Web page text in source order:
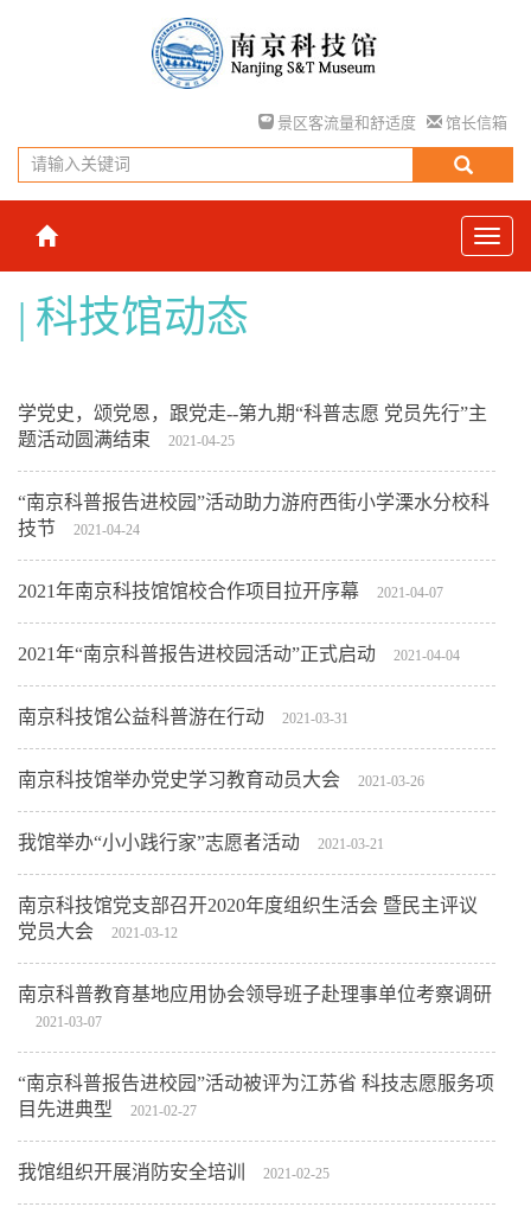
景区客流量和舒适度 馆长信箱
科技馆动态
学党史，颂党恩，跟党走--第九期“科普志愿 党员先行”主
题活动圆满结束
2021-04-25
“南京科普报告进校园”活动助力游府西街小学溧水分校科
技节
2021-04-24
2021年南京科技馆馆校合作项目拉开序幕 2021-04-07
2021年“南京科普报告进校园活动”正式启动 2021-04-04
南京科技馆公益科普游在行动 2021-03-31
南京科技馆举办党史学习教育动员大会 2021-03-26
我馆举办“小小践行家”志愿者活动 2021-03-21
南京科技馆党支部召开2020年度组织生活会 暨民主评议
党员大会
2021-03-12
南京科普教育基地应用协会领导班子赴理事单位考察调研
2021-03-07
“南京科普报告进校园”活动被评为江苏省 科技志愿服务项
目先进典型
2021-02-27
我馆组织开展消防安全培训 2021-02-25